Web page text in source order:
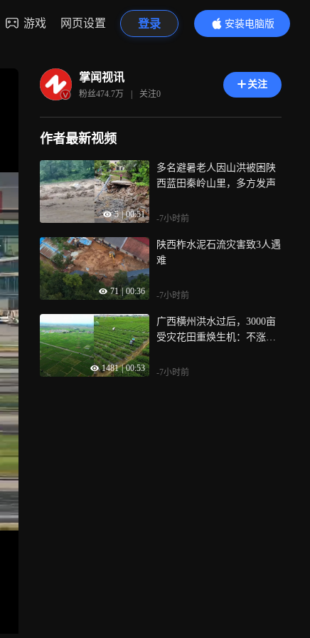
游戏 网页设置 登录
安装电脑版
内容更精彩
掌闻视讯
粉丝474.7万 | 关注0
关注
作者最新视频
5 | 00:51
多名避暑老人因山洪被困陕
西蓝田秦岭山里，多方发声
-7小时前
71 00:36
陕西柞水泥石流灾害致3人遇
难
-7小时前
1481 | 00:53
广西横州洪水过后，3000亩
受灾花田重焕生机：不涨
-7小时前